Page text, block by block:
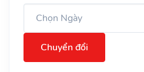
Chuyển đổi